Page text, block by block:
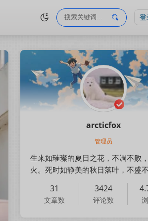
arcticfox
管理员
生来如璀璨的夏日之花，不凋不败
火。死时如静美的秋日落叶，不盛
31
文章数
3424
评论数